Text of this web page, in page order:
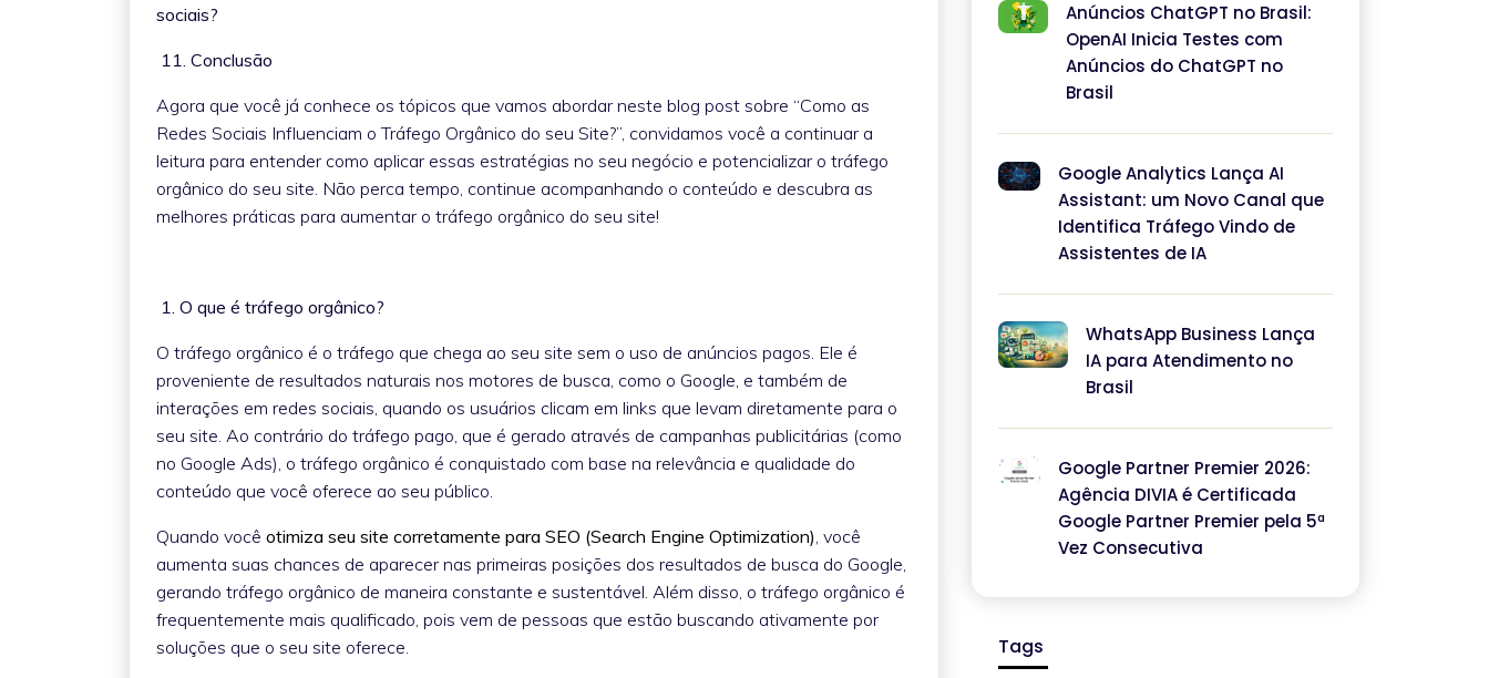
sociais?
11. Conclusão
Agora que você já conhece os tópicos que vamos abordar neste blog post sobre “Como as
Redes Sociais Influenciam o Tráfego Orgânico do seu Site?”, convidamos você a continuar a
leitura para entender como aplicar essas estratégias no seu negócio e potencializar o tráfego
orgânico do seu site. Não perca tempo, continue acompanhando o conteúdo e descubra as
melhores práticas para aumentar o tráfego orgânico do seu site!
1. O que é tráfego orgânico?
O tráfego orgânico é o tráfego que chega ao seu site sem o uso de anúncios pagos. Ele é
proveniente de resultados naturais nos motores de busca, como o Google, e também de
interações em redes sociais, quando os usuários clicam em links que levam diretamente para o
seu site. Ao contrário do tráfego pago, que é gerado através de campanhas publicitárias (como
no Google Ads), o tráfego orgânico é conquistado com base na relevância e qualidade do
conteúdo que você oferece ao seu público.
Quando você otimiza seu site corretamente para SEO (Search Engine Optimization) , você
aumenta suas chances de aparecer nas primeiras posições dos resultados de busca do Google,
gerando tráfego orgânico de maneira constante e sustentável. Além disso, o tráfego orgânico é
frequentemente mais qualificado, pois vem de pessoas que estão buscando ativamente por
soluções que o seu site oferece.
Anúncios ChatGPT no Brasil:
OpenAI Inicia Testes com
Anúncios do ChatGPT no
Brasil
Google Analytics Lança AI
Assistant: um Novo Canal que
Identifica Tráfego Vindo de
Assistentes de IA
WhatsApp Business Lança
IA para Atendimento no
Brasil
Google Partner Premier 2026:
Agência DIVIA é Certificada
Google Partner Premier pela 5ª
Vez Consecutiva
Tags